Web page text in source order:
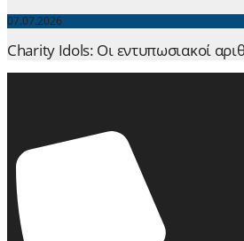
07.07.2026
Charity Idols: Οι εντυπωσιακοί